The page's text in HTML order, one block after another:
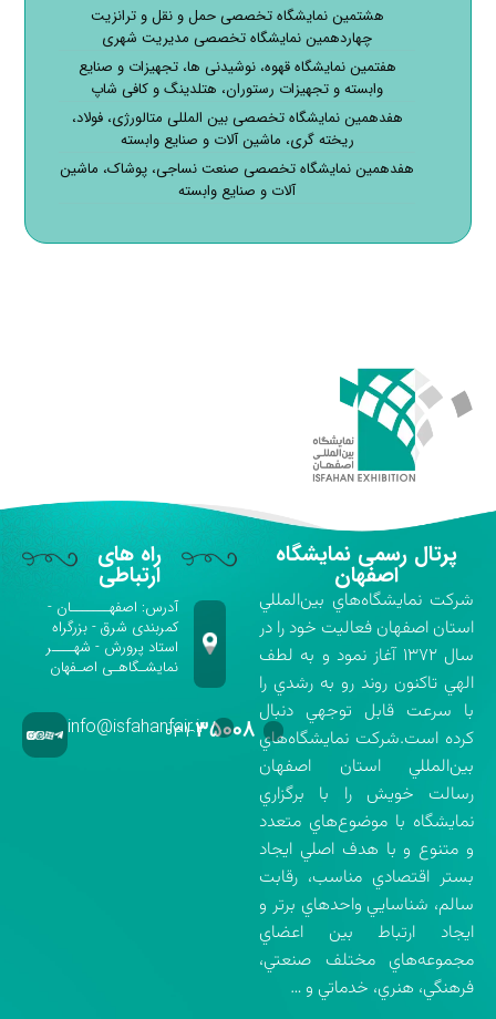
هشتمین نمایشگاه تخصصی حمل و نقل و ترانزیت
چهاردهمین نمایشگاه تخصصی مدیریت شهری
هفتمین نمایشگاه قهوه، نوشیدنی ها، تجهیزات و صنایع
وابسته و تجهیزات رستوران، هتلدینگ و کافی شاپ
هفدهمین نمایشگاه تخصصی بین المللی متالورژی، فولاد،
ریخته گری، ماشین آلات و صنایع وابسته
هفدهمین نمایشگاه تخصصی صنعت نساجی، پوشاک، ماشین
آلات و صنایع وابسته
پرتال رسمی نمایشگاه
اصفهان
شركت نمايشگاه‌هاي بين‌المللي
استان اصفهان فعاليت خود را در
سال ۱۳۷۲ آغاز نمود و به لطف
الهي تاكنون روند رو به رشدي را
با سرعت قابل توجهي دنبال
كرده است.شركت نمايشگاه‌هاي
بين‌المللي استان اصفهان
رسالت خويش را با برگزاري
نمايشگاه با موضوع‌هاي متعدد
و متنوع و با هدف اصلي ايجاد
بستر اقتصادي مناسب، رقابت
سالم، شناسايي واحدهاي برتر و
ايجاد ارتباط بين اعضاي
مجموعه‌هاي مختلف صنعتي،
فرهنگي، هنري، خدماتي و …
راه های
ارتباطی
آدرس: اصفهـــــــان -
کمربندی شرق - بزرگراه
استاد پرورش - شهــــر
نمایشـگاهـی اصـفهان
۰۳۱-۳۵۰۰۸info@isfahanfair.ir